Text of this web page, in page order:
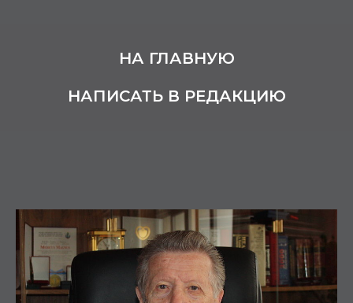
НА ГЛАВНУЮ
НАПИСАТЬ В РЕДАКЦИЮ